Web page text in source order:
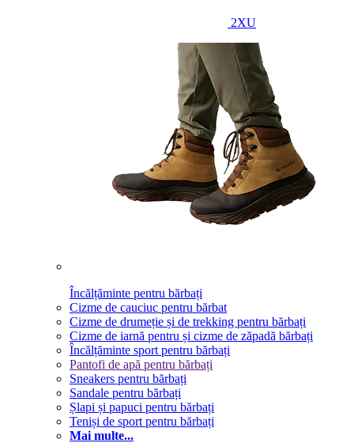
2XU
Încălțăminte pentru bărbați
Cizme de cauciuc pentru bărbat
Cizme de drumeție și de trekking pentru bărbați
Cizme de iarnă pentru și cizme de zăpadă bărbați
Încălțăminte sport pentru bărbați
Pantofi de apă pentru bărbați
Sneakers pentru bărbați
Sandale pentru bărbați
Șlapi și papuci pentru bărbați
Teniși de sport pentru bărbați
Mai multe...